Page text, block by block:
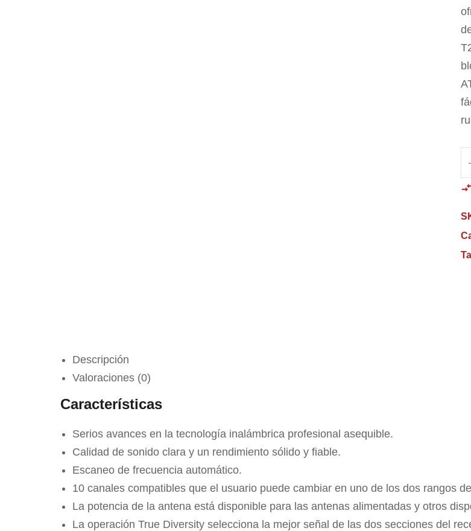
Descripción
Valoraciones (0)
Características
Serios avances en la tecnología inalámbrica profesional asequible.
Calidad de sonido clara y un rendimiento sólido y fiable.
Escaneo de frecuencia automático.
10 canales compatibles que el usuario puede cambiar en uno de los dos rangos
La potencia de la antena está disponible para las antenas alimentadas y otros
La operación True Diversity selecciona la mejor señal de las dos secciones del